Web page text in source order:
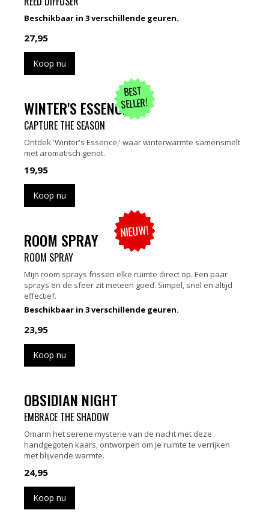
Beschikbaar in 3 verschillende geuren.
27,95
Koop nu
BEST
SELLER!
WINTER'S ESSENCE
CAPTURE THE SEASON
Ontdek 'Winter's Essence,' waar winterwarmte samensmelt
met aromatisch genot.
19,95
Koop nu
NIEUW!
ROOM SPRAY
ROOM SPRAY
Mijn room sprays frissen elke ruimte direct op. Een paar
sprays en de sfeer zit meteen goed. Simpel, snel en altijd
effectief.
Beschikbaar in 3 verschillende geuren.
23,95
Koop nu
OBSIDIAN NIGHT
EMBRACE THE SHADOW
Omarm het serene mysterie van de nacht met deze
handgegoten kaars, ontworpen om je ruimte te verrijken
met blijvende warmte.
24,95
Koop nu